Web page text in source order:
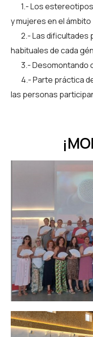
1.- Los estereotipos
y mujeres en el
2.- Lasdificultades
habituales de cada
3.- Desomontando
4.- Parte práctica
las personas